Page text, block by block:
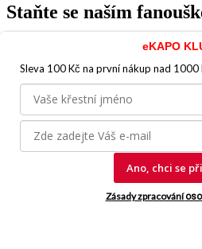
Staňte se naším
Jsme důvěryhodný obchod
Obchodní podmínky
eKAPO
Sleva 100 Kč na první nákup nad 1000
Ano, chci se
Zásady zpracování